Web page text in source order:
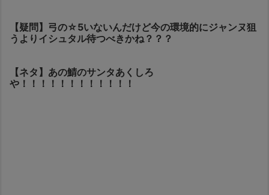
【疑問】弓の☆5いないんだけど今の環境的にジャンヌ狙
うよりイシュタル待つべきかね？？？
【ネタ】あの鯖のサンタあくしろ
や！！！！！！！！！！！！